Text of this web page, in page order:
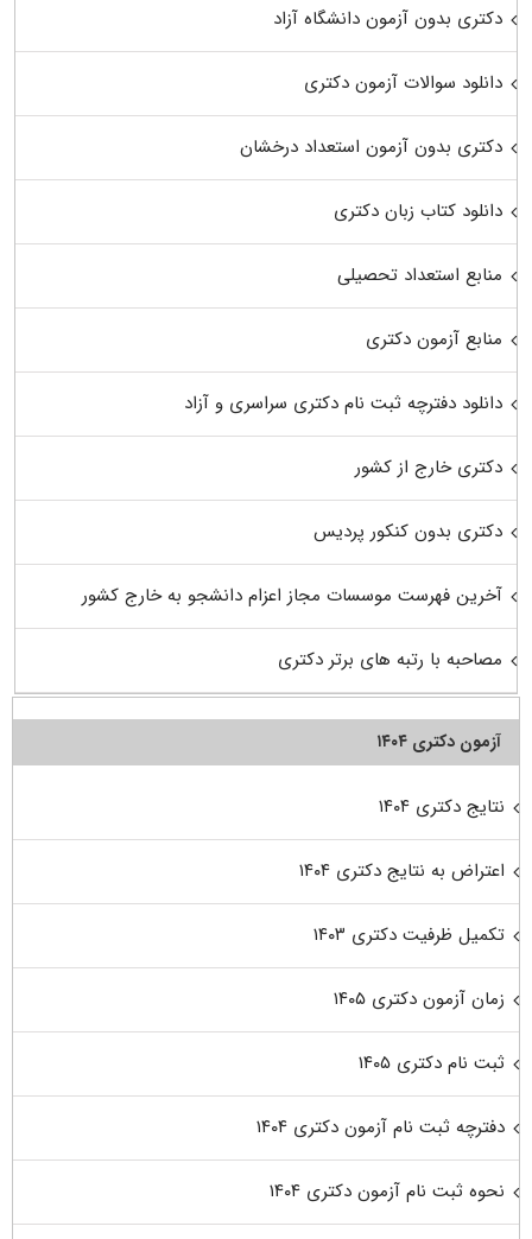
دکتری بدون آزمون دانشگاه آزاد
دانلود سوالات آزمون دکتری
دکتری بدون آزمون استعداد درخشان
دانلود کتاب زبان دکتری
منابع استعداد تحصیلی
منابع آزمون دکتری
دانلود دفترچه ثبت نام دکتری سراسری و آزاد
دکتری خارج از کشور
دکتری بدون کنکور پردیس
آخرین فهرست موسسات مجاز اعزام دانشجو به خارج کشور
مصاحبه با رتبه های برتر دکتری
آزمون دکتری ۱۴۰۴
نتایج دکتری ۱۴۰۴
اعتراض به نتایج دکتری ۱۴۰۴
تکمیل ظرفیت دکتری ۱۴۰۳
زمان آزمون دکتری ۱۴۰۵
ثبت نام دکتری ۱۴۰۵
دفترچه ثبت نام آزمون دکتری ۱۴۰۴
نحوه ثبت نام آزمون دکتری ۱۴۰۴